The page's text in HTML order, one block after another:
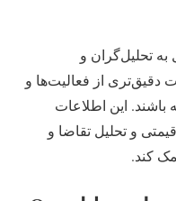
به تحلیل‌گران و
دقیق‌تری از فعالیت‌ها و
باشند. این اطلاعات
و تحلیل تقاضا و
کند.